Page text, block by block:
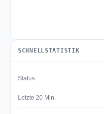
SCHNELLSTATISTIK
Status
Letzte 20 Min.